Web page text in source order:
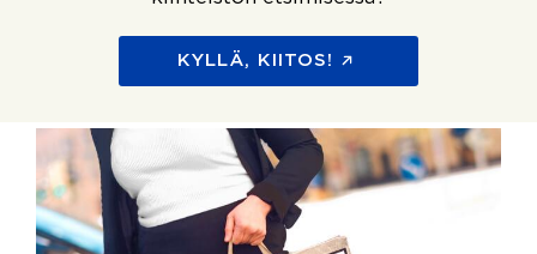
KYLLÄ, KIITOS!